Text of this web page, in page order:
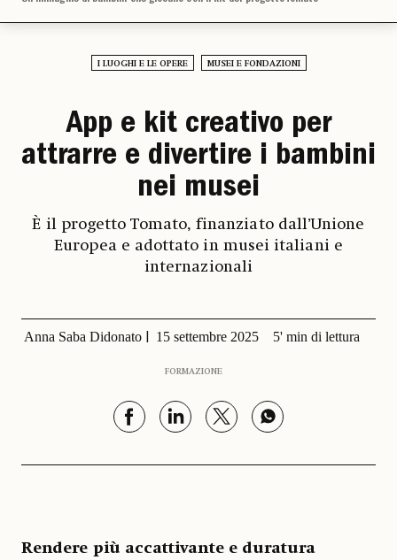
I LUOGHI E LE OPERE MUSEI E FONDAZIONI
App e kit creativo per
attrarre e divertire i bambini
nei musei
È il progetto Tomato, finanziato dall’Unione
Europea e adottato in musei italiani e
internazionali
Anna Saba Didonato 15 settembre 2025 5' min di lettura
FORMAZIONE
Rendere più accattivante e duratura